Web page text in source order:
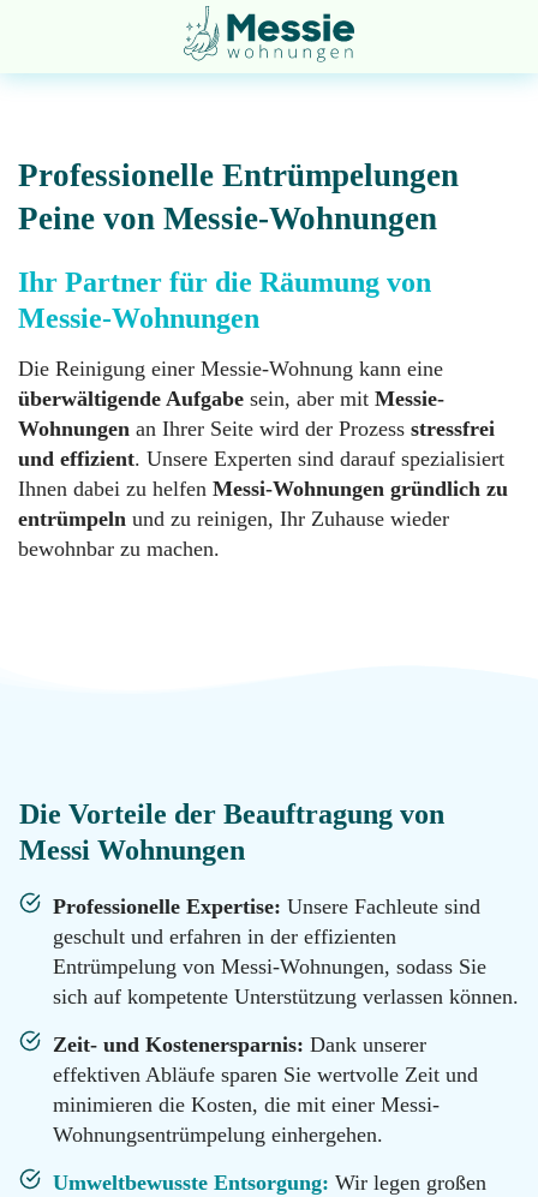
Professionelle Entrümpelungen
Peine von Messie-Wohnungen
Ihr Partner für die Räumung von
Messie-Wohnungen
Die Reinigung einer Messie-Wohnung kann eine
überwältigende Aufgabe sein, aber mit Messie-
Wohnungen an Ihrer Seite wird der Prozess stressfrei
und effizient. Unsere Experten sind darauf spezialisiert
Ihnen dabei zu helfen Messi-Wohnungen gründlich zu
entrümpeln und zu reinigen, Ihr Zuhause wieder
bewohnbar zu machen.
Die Vorteile der Beauftragung von
Messi Wohnungen
Professionelle Expertise: Unsere Fachleute sind
geschult und erfahren in der effizienten
Entrümpelung von Messi-Wohnungen, sodass Sie
sich auf kompetente Unterstützung verlassen können.
Zeit- und Kostenersparnis: Dank unserer
effektiven Abläufe sparen Sie wertvolle Zeit und
minimieren die Kosten, die mit einer Messi-
Wohnungsentrümpelung einhergehen.
Umweltbewusste Entsorgung: Wir legen großen
Entsorgung
Entrümpelung
Geruchsneutralisation
Messie
Renovierung
Tatortreinigung
0800
11 22
100
info@messie-
wohnungen.de
Startseite
Über
Impressum
Hotline
0800
100
Email
info@messie-
wohnungen.de